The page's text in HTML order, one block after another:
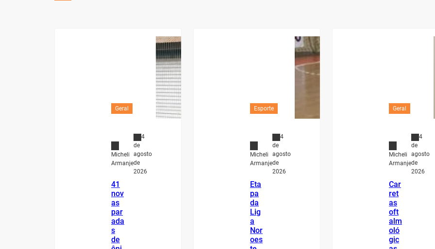
Geral
Micheli
Armanje
4
de
agosto
de
2026
41
nov
as
par
ada
s
de
Esporte
Micheli
Armanje
4
de
agosto
de
2026
Eta
pa
da
Lig
a
Nor
oes
Geral
Micheli
Armanje
4
de
agosto
de
2026
Car
ret
as
oft
alm
oló
gic